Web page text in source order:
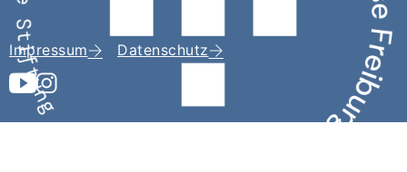
Impressum Datenschutz